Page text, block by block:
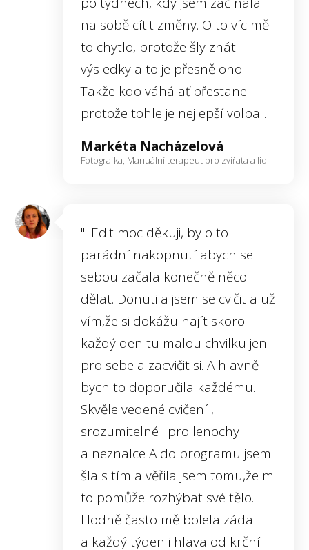
na sobě cítit změny. O to víc mě
to chytlo, protože šly znát
výsledky a to je přesně ono.
Takže kdo váhá ať přestane
protože tohle je nejlepší volba...
Markéta Nacházelová
Fotografka, Manuální terapeut pro zvířata a lidi
"...Edit moc děkuji, bylo to
parádní nakopnutí abych se
sebou začala konečně něco
dělat. Donutila jsem se cvičit a už
vím,že si dokážu najít skoro
každý den tu malou chvilku jen
pro sebe a zacvičit si. A hlavně
bych to doporučila každému.
Skvěle vedené cvičení ,
srozumitelné i pro lenochy
a neznalce A do programu jsem
šla s tím a věřila jsem tomu,že mi
to pomůže rozhýbat své tělo.
Hodně často mě bolela záda
a každý týden i hlava od krční